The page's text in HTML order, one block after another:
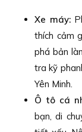
Xe máy:
thích cảm
phá bản
tra kỹ
Yên Minh.
Ô tô cá
bạn, di